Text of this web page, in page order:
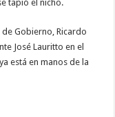
tapió el nicho.
Gobierno, Ricardo
José Lauritto en el
está en manos de la